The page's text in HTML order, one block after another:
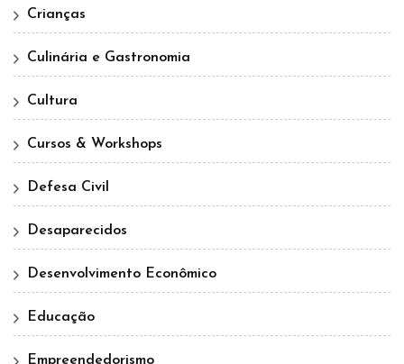
Crianças
Culinária e Gastronomia
Cultura
Cursos & Workshops
Defesa Civil
Desaparecidos
Desenvolvimento Econômico
Educação
Empreendedorismo